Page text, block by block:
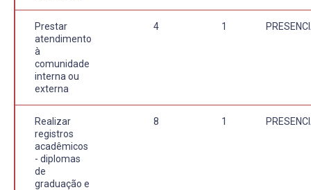
Prestar
atendimento
à
comunidade
interna ou
externa
4 1
Realizar
registros
acadêmicos
- diplomas
de
graduação e
8 1